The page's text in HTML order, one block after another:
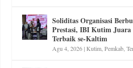
Soliditas Organisasi
Prestasi, IBI Kutim
Terbaik se-Kaltim
Agu 4, 2026|Kutim,Pemkab,